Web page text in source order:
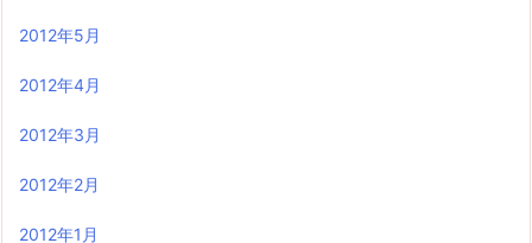
2012年5月
2012年4月
2012年3月
2012年2月
2012年1月